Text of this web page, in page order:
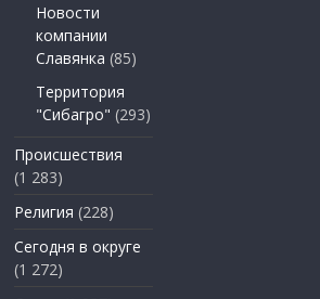
Новости
компании
Славянка (85)
Территория
"Сибагро" (293)
Происшествия
(1 283)
Религия (228)
Сегодня в округе
(1 272)